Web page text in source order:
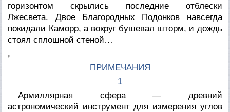
горизонтом скрылись последние отблески
Лжесвета. Двое Благородных Подонков навсегда
покидали Каморр, а вокруг бушевал шторм, и дождь
стоял сплошной стеной…
,
ПРИМЕЧАНИЯ
1
Армиллярная сфера — древний
астрономический инструмент для измерения углов